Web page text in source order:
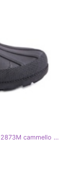
Stivali da neve da uomo Lee Cooper LCJ-24-44-2873M cammello marrone